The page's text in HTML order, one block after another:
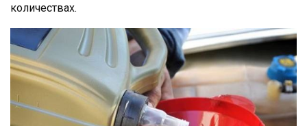
количествах.